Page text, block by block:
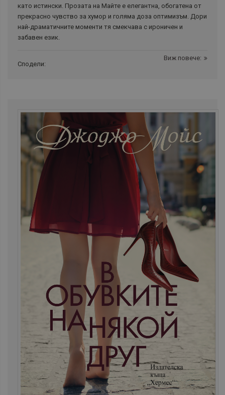
като истински. Прозата на Майте е елегантна, обогатена от
прекрасно чувство за хумор и голяма доза оптимизъм. Дори
най-драматичните моменти тя смекчава с ироничен и
забавен език.
Виж повече:
Сподели: